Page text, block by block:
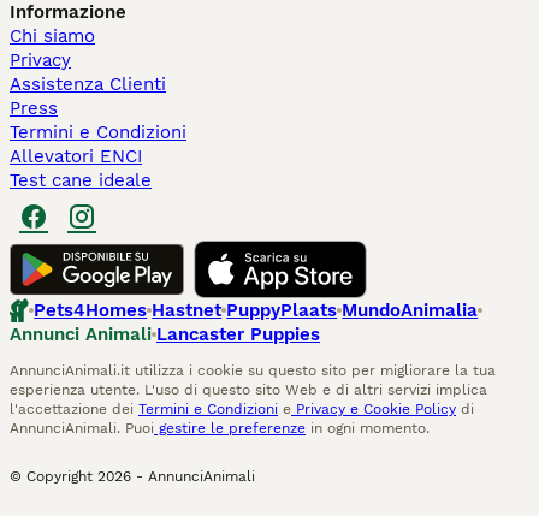
Informazione
Chi siamo
Privacy
Assistenza Clienti
Press
Termini e Condizioni
Allevatori ENCI
Test cane ideale
Pets4Homes Hastnet PuppyPlaats MundoAnimalia
Annunci Animali Lancaster Puppies
AnnunciAnimali.it utilizza i cookie su questo sito per migliorare la tua
esperienza utente. L'uso di questo sito Web e di altri servizi implica
l'accettazione dei Termini e Condizioni e Privacy e Cookie Policy di
AnnunciAnimali. Puoi gestire le preferenze in ogni momento.
© Copyright 2026 - AnnunciAnimali